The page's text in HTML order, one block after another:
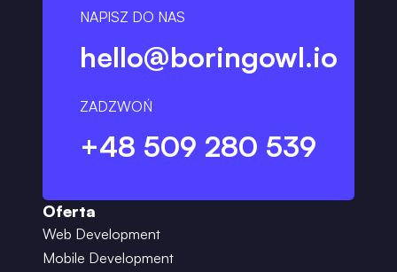
NAPISZ DO NAS
hello@boringowl.io
ZADZWOŃ
+48 509 280 539
Oferta
Web Development
Mobile Development